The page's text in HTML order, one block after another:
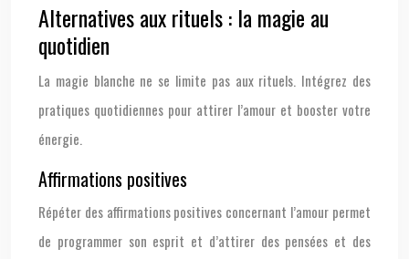
Alternatives aux rituels : la magie au
quotidien
La magie blanche ne se limite pas aux rituels. Intégrez des
pratiques quotidiennes pour attirer l’amour et booster votre
énergie.
Affirmations positives
Répéter des affirmations positives concernant l’amour permet
de programmer son esprit et d’attirer des pensées et des